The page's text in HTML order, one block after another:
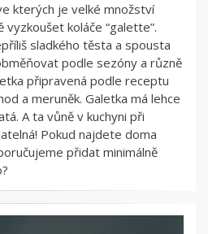
kterých je velké množství
koláče “galette”.
sladkého těsta a spousta
podle sezóny a různě
připravená podle receptu
a meruněk. Galetka má lehce
A ta vůně v kuchyni při
Pokud najdete doma
přidat minimálně